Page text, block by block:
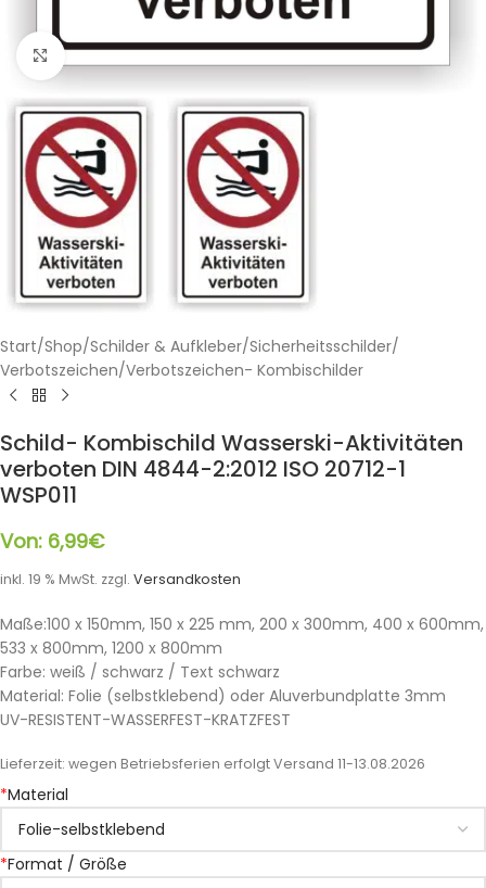
Klicken zum Vergrößern
Start/Shop/Schilder & Aufkleber/Sicherheitsschilder/
Verbotszeichen/Verbotszeichen- Kombischilder
Schild- Kombischild Wasserski-Aktivitäten
verboten DIN 4844-2:2012 ISO 20712-1
WSP011
Von: 6,99€
inkl. 19 % MwSt. zzgl. Versandkosten
Maße:100 x 150mm, 150 x 225 mm, 200 x 300mm, 400 x 600mm,
533 x 800mm, 1200 x 800mm
Farbe: weiß / schwarz / Text schwarz
Material: Folie (selbstklebend) oder Aluverbundplatte 3mm
UV-RESISTENT-WASSERFEST-KRATZFEST
Lieferzeit: wegen Betriebsferien erfolgt Versand 11-13.08.2026
*Material
*Format / Größe